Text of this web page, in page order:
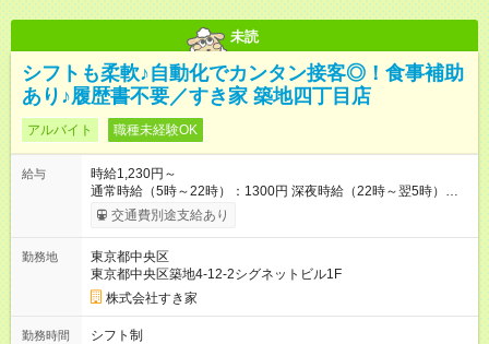
未読
シフトも柔軟♪自動化でカンタン接客◎！食事補助
あり♪履歴書不要／すき家 築地四丁目店
アルバイト 職種未経験OK
給与
時給1,230円～
通常時給（5時～22時）：1300円 深夜時給（22時～翌5時）：
1625円 高校生時給：1230円 【特別手当】早朝手当（5：00-9：
00）時給+150円 【試用期間】試用期間あり 試用期間の長さ：1
30日（※条件変更なし）ですが、切り上げで一ヶ月とさせてい
ただきます。 研修制度あり：15時間(研修中も同時給）
交通費別途支給あり
勤務地
東京都中央区
東京都中央区築地4-12-2シグネットビル1F
株式会社すき家
勤務時間
シフト制